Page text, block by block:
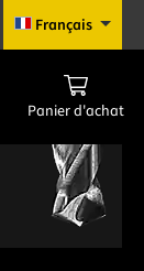
Français
Panier d'achat